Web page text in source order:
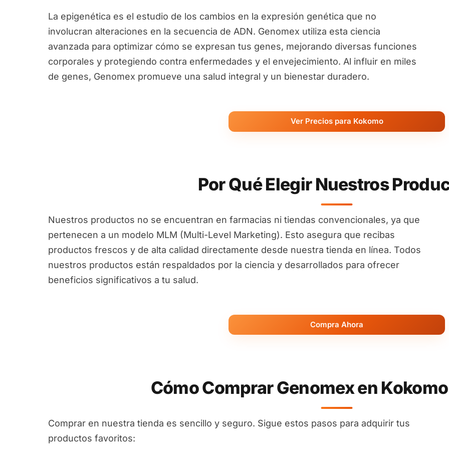
La epigenética es el estudio de los cambios en la expresión genética que no
involucran alteraciones en la secuencia de ADN. Genomex utiliza esta ciencia
avanzada para optimizar cómo se expresan tus genes, mejorando diversas funciones
corporales y protegiendo contra enfermedades y el envejecimiento. Al influir en miles
de genes, Genomex promueve una salud integral y un bienestar duradero.
Ver Precios para Kokomo
Por Qué Elegir Nuestros
Nuestros productos no se encuentran en farmacias ni tiendas convencionales, ya que
pertenecen a un modelo MLM (Multi-Level Marketing). Esto asegura que recibas
productos frescos y de alta calidad directamente desde nuestra tienda en línea. Todos
nuestros productos están respaldados por la ciencia y desarrollados para ofrecer
beneficios significativos a tu salud.
Compra Ahora
Cómo Comprar Genomex en
Comprar en nuestra tienda es sencillo y seguro. Sigue estos pasos para adquirir tus
productos favoritos: